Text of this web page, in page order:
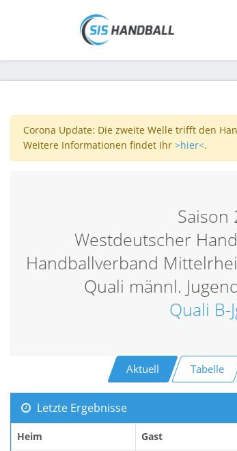
Corona Update: Die zweite Welle trifft den
Weitere Informationen findet Ihr >hier<.
Saison
Westdeutscher
Handballverband
Quali männl.
Quali B-
Aktuell Tabelle
Letzte Ergebnisse
Heim Gast